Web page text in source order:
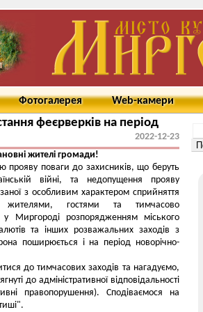
Фотогалерея Web-камери
феєрверків на період
2022-12-23
жителі громади!
прояву поваги до захисників, що беруть
війні, та недопущення прояву
з особливим характером сприйняття
жителями, гостями та тимчасово
Миргороді розпорядженням міського
та інших розважальних заходів з
поширюється і на період новорічно-
до тимчасових заходів та нагадуємо,
до адміністративної відповідальності
правопорушення). Сподіваємося на